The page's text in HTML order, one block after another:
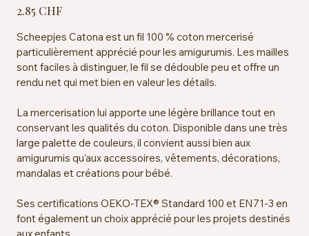
2.85 CHF
Scheepjes Catona est un fil 100 % coton mercerisé
particulièrement apprécié pour les amigurumis. Les mailles
sont faciles à distinguer, le fil se dédouble peu et offre un
rendu net qui met bien en valeur les détails.
La mercerisation lui apporte une légère brillance tout en
conservant les qualités du coton. Disponible dans une très
large palette de couleurs, il convient aussi bien aux
amigurumis qu'aux accessoires, vêtements, décorations,
mandalas et créations pour bébé.
Ses certifications OEKO-TEX® Standard 100 et EN71-3 en
font également un choix apprécié pour les projets destinés